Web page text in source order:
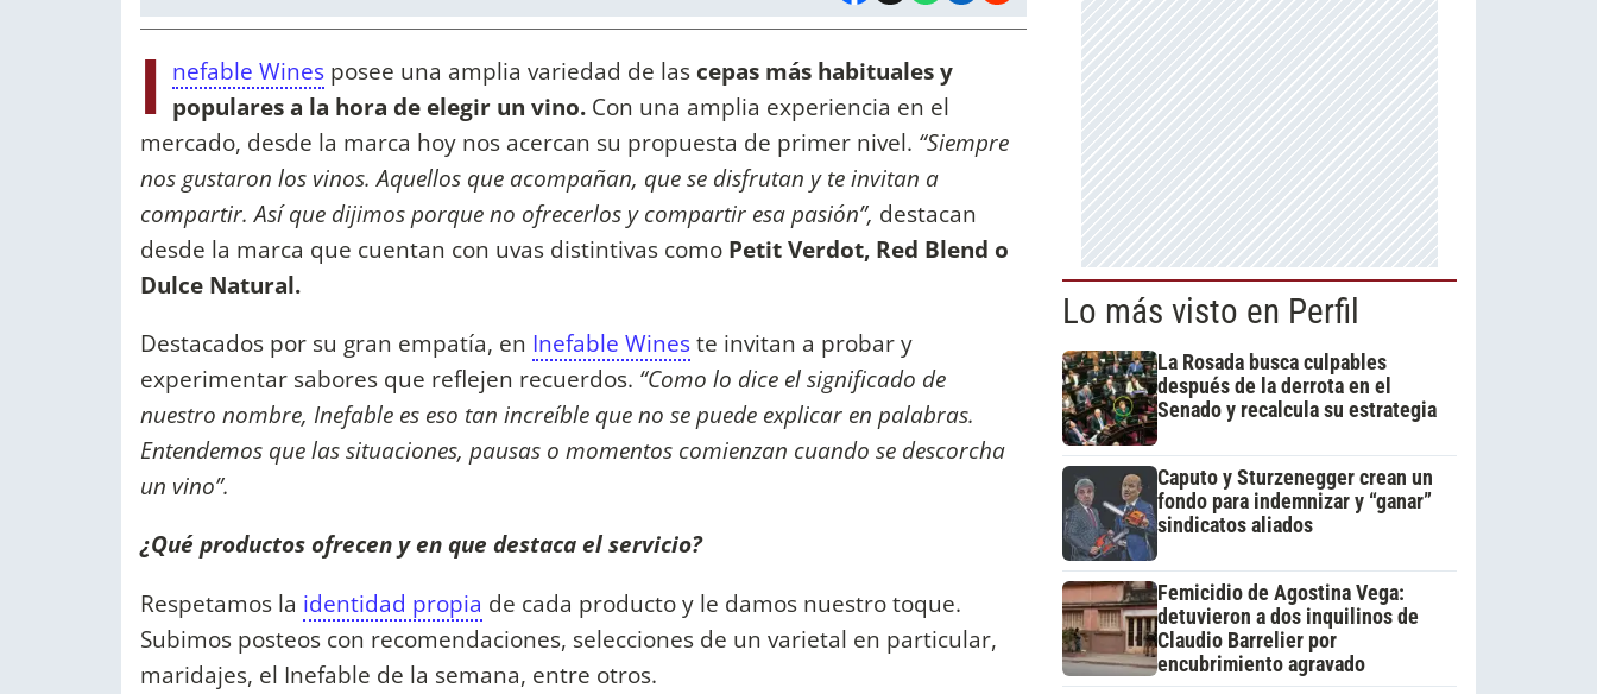
I nefable Wines posee una amplia variedad de las cepas más habituales y
populares a la hora de elegir un vino. Con una amplia experiencia en el
mercado, desde la marca hoy nos acercan su propuesta de primer nivel. “Siempre
nos gustaron los vinos. Aquellos que acompañan, que se disfrutan y te invitan a
compartir. Así que dijimos porque no ofrecerlos y compartir esa pasión”, destacan
desde la marca que cuentan con uvas distintivas como Petit Verdot, Red Blend o
Dulce Natural.
Destacados por su gran empatía, en Inefable Wineste invitan a probar y
experimentar sabores que reflejen recuerdos. “Como lo dice el significado de
nuestro nombre, Inefable es eso tan increíble que no se puede explicar en palabras.
Entendemos que las situaciones, pausas o momentos comienzan cuando se descorcha
un vino”.
¿Qué productos ofrecen y en que destaca el servicio?
Respetamos la identidad propia de cada producto y le damos nuestro toque.
Subimos posteos con recomendaciones, selecciones de un varietal en particular,
maridajes, el Inefable de la semana, entre otros.
Lo más visto en Perfil
La Rosada busca culpables
después de la derrota en el
Senado y recalcula su estrategia
Caputo y Sturzenegger crean un
fondo para indemnizar y “ganar”
sindicatos aliados
Femicidio de Agostina Vega:
detuvieron a dos inquilinos de
Claudio Barrelier por
encubrimiento agravado